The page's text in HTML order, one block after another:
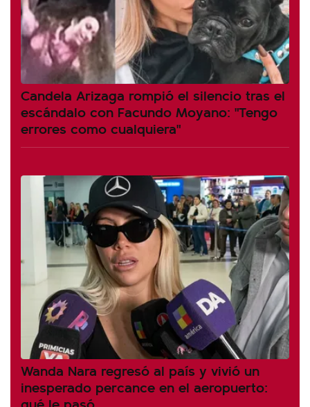
Candela Arizaga rompió el silencio tras el
escándalo con Facundo Moyano: "Tengo
errores como cualquiera"
Wanda Nara regresó al país y vivió un
inesperado percance en el aeropuerto: